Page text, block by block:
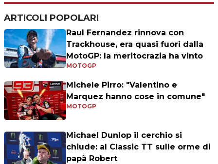
ARTICOLI POPOLARI
Raul Fernandez rinnova con
Trackhouse, era quasi fuori dalla
MotoGP: la meritocrazia ha vinto
MOTOGP
Michele Pirro: "Valentino e
Marquez hanno cose in comune"
MOTOGP
Michael Dunlop il cerchio si
chiude: al Classic TT sulle orme di
papà Robert